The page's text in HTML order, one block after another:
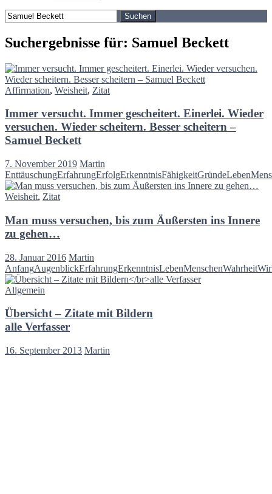
Suchen
nach:
Suchergebnisse für: Samuel Beckett
Affirmation, Weisheit, Zitat
Immer versucht. Immer gescheitert. Einerlei. Wieder
versuchen. Wieder scheitern. Besser scheitern –
Samuel Beckett
7. November 2019 Martin
EnttäuschungErfahrungErfolgErkenntnisFähigkeitGründeLeben
Weisheit, Zitat
Man muss versuchen, bis zum Äußersten ins Innere
zu gehen…
28. Januar 2016 Martin
AnfangAugenblickErfahrungErkenntnisLebenMenschenWahrheit
Allgemein
Übersicht – Zitate mit Bildern
alle Verfasser
16. September 2013 Martin